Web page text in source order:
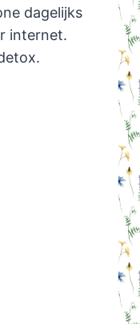
dagelijks
internet.